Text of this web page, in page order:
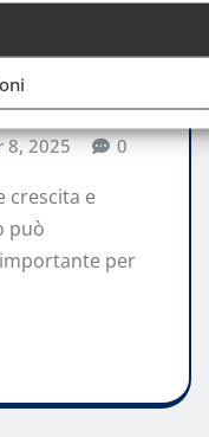
a
un evento di
8, 2025 0
crescita e
può
per